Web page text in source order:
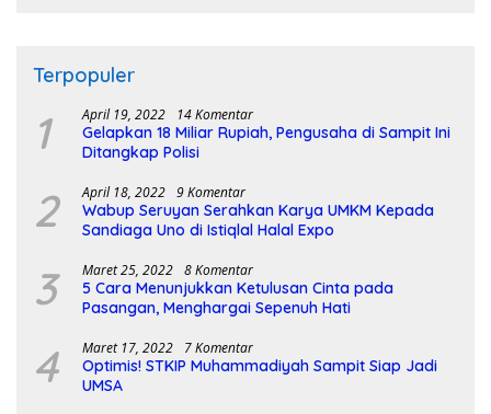
Terpopuler
1 April 19, 2022 14 Komentar
Gelapkan 18 Miliar Rupiah, Pengusaha di Sampit Ini
Ditangkap Polisi
2 April 18, 2022 9 Komentar
Wabup Seruyan Serahkan Karya UMKM Kepada
Sandiaga Uno di Istiqlal Halal Expo
3 Maret 25, 2022 8 Komentar
5 Cara Menunjukkan Ketulusan Cinta pada
Pasangan, Menghargai Sepenuh Hati
4 Maret 17, 2022 7 Komentar
Optimis! STKIP Muhammadiyah Sampit Siap Jadi
UMSA